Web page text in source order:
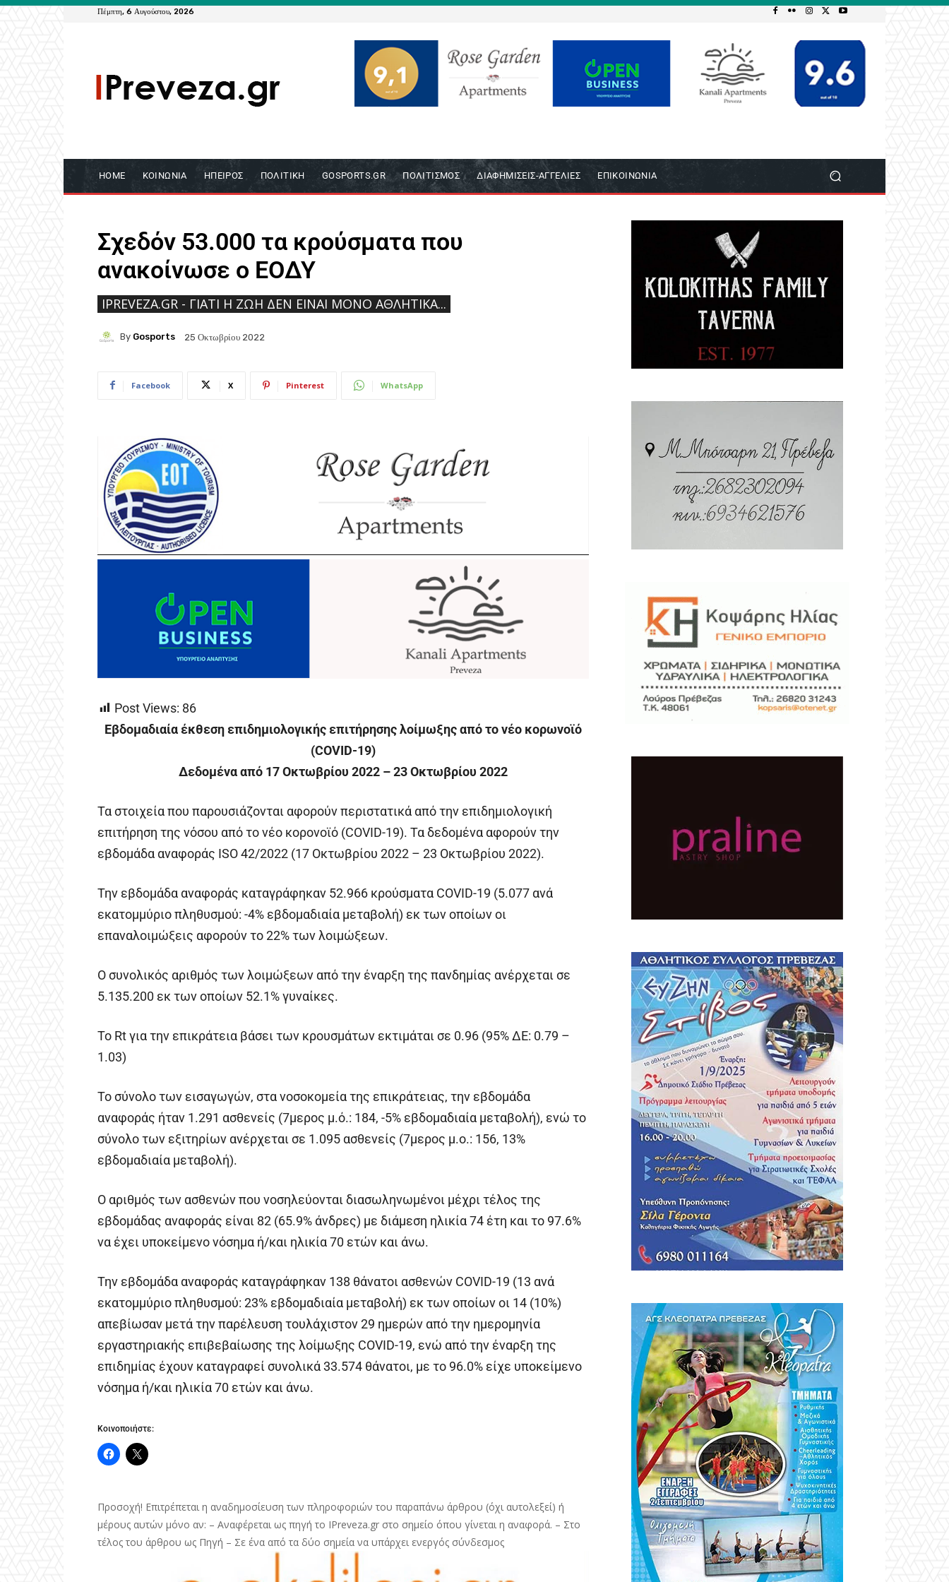
Πέμπτη, 6 Αυγούστου, 2026
HOME ΚΟΙΝΩΝΊΑ ΉΠΕΙΡΟΣ ΠΟΛΙΤΙΚΉ GOSPORTS.GR ΠΟΛΙΤΙΣΜΌΣ ΔΙΑΦΗΜΊΣΕΙΣ-ΑΓΓΕΛΊΕΣ ΕΠΙΚΟΙΝΩΝΙΑ
Σχεδόν 53.000 τα κρούσματα που
ανακοίνωσε ο ΕΟΔΥ
IPREVEZA.GR - ΓΙΑΤΊ Η ΖΩΉ ΔΕΝ ΕΊΝΑΙ ΜΌΝΟ ΑΘΛΗΤΙΚΆ...
By Gosports 25 Οκτωβρίου 2022
Facebook X Pinterest WhatsApp
Post Views: 86
Εβδομαδιαία έκθεση επιδημιολογικής επιτήρησης λοίμωξης από το νέο κορωνοϊό
(COVID-19)
Δεδομένα από 17 Οκτωβρίου 2022 – 23 Οκτωβρίου 2022
Τα στοιχεία που παρουσιάζονται αφορούν περιστατικά από την επιδημιολογική
επιτήρηση της νόσου από το νέο κορονοϊό (COVID-19). Τα δεδομένα αφορούν την
εβδομάδα αναφοράς ISO 42/2022 (17 Οκτωβρίου 2022 – 23 Οκτωβρίου 2022).
Την εβδομάδα αναφοράς καταγράφηκαν 52.966 κρούσματα COVID-19 (5.077 ανά
εκατoμμύριο πληθυσμού: -4% εβδομαδιαία μεταβολή) εκ των οποίων οι
επαναλοιμώξεις αφορούν το 22% των λοιμώξεων.
Ο συνολικός αριθμός των λοιμώξεων από την έναρξη της πανδημίας ανέρχεται σε
5.135.200 εκ των οποίων 52.1% γυναίκες.
To Rt για την επικράτεια βάσει των κρουσμάτων εκτιμάται σε 0.96 (95% ΔΕ: 0.79 –
1.03)
Το σύνολο των εισαγωγών, στα νοσοκομεία της επικράτειας, την εβδομάδα
αναφοράς ήταν 1.291 ασθενείς (7μερος μ.ό.: 184, -5% εβδομαδιαία μεταβολή), ενώ το
σύνολο των εξιτηρίων ανέρχεται σε 1.095 ασθενείς (7μερος μ.ο.: 156, 13%
εβδομαδιαία μεταβολή).
Ο αριθμός των ασθενών που νοσηλεύονται διασωληνωμένοι μέχρι τέλος της
εβδομάδας αναφοράς είναι 82 (65.9% άνδρες) με διάμεση ηλικία 74 έτη και το 97.6%
να έχει υποκείμενο νόσημα ή/και ηλικία 70 ετών και άνω.
Την εβδομάδα αναφοράς καταγράφηκαν 138 θάνατοι ασθενών COVID-19 (13 ανά
εκατομμύριο πληθυσμού: 23% εβδομαδιαία μεταβολή) εκ των οποίων οι 14 (10%)
απεβίωσαν μετά την παρέλευση τουλάχιστον 29 ημερών από την ημερομηνία
εργαστηριακής επιβεβαίωσης της λοίμωξης COVID-19, ενώ από την έναρξη της
επιδημίας έχουν καταγραφεί συνολικά 33.574 θάνατοι, με το 96.0% είχε υποκείμενο
νόσημα ή/και ηλικία 70 ετών και άνω.
Κοινοποιήστε:
Προσοχή! Επιτρέπεται η αναδημοσίευση των πληροφοριών του παραπάνω άρθρου (όχι αυτολεξεί) ή
μέρους αυτών μόνο αν: – Αναφέρεται ως πηγή το IPreveza.gr στο σημείο όπου γίνεται η αναφορά. – Στο
τέλος του άρθρου ως Πηγή – Σε ένα από τα δύο σημεία να υπάρχει ενεργός σύνδεσμος